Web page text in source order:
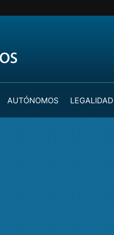
AUTÓNOMOS
LEGALIDAD